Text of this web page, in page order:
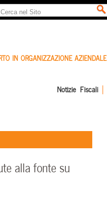
IN ORGANIZZAZIONE AZIENDALE
Notizie Fiscali
alla fonte su